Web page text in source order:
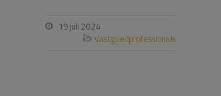
 19 juli 2024
 Vastgoedprofessionals